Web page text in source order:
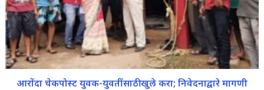
आरोंदा चेकपोस्ट युवक-युवतींसाठी खुले करा; निवेदनाद्वारे मागणी